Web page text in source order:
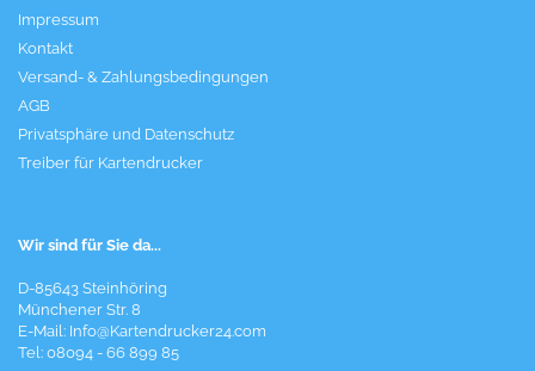
Impressum
Kontakt
Versand- & Zahlungsbedingungen
AGB
Privatsphäre und Datenschutz
Treiber für Kartendrucker
Wir sind für Sie da...
D-85643 Steinhöring
Münchener Str. 8
E-Mail: Info@Kartendrucker24.com
Tel: 08094 - 66 899 85